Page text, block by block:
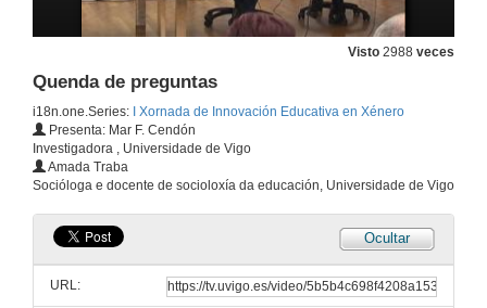
Visto 2988 veces
Quenda de preguntas
i18n.one.Series:
I Xornada de Innovación Educativa en Xénero
Presenta: Mar F. Cendón
Investigadora , Universidade de Vigo
Amada Traba
Socióloga e docente de socioloxía da educación, Universidade de Vigo
Ocultar
URL:
Psicoloxía, xénero e educación
16 de dec. de 2011
16 de dec. de 2011